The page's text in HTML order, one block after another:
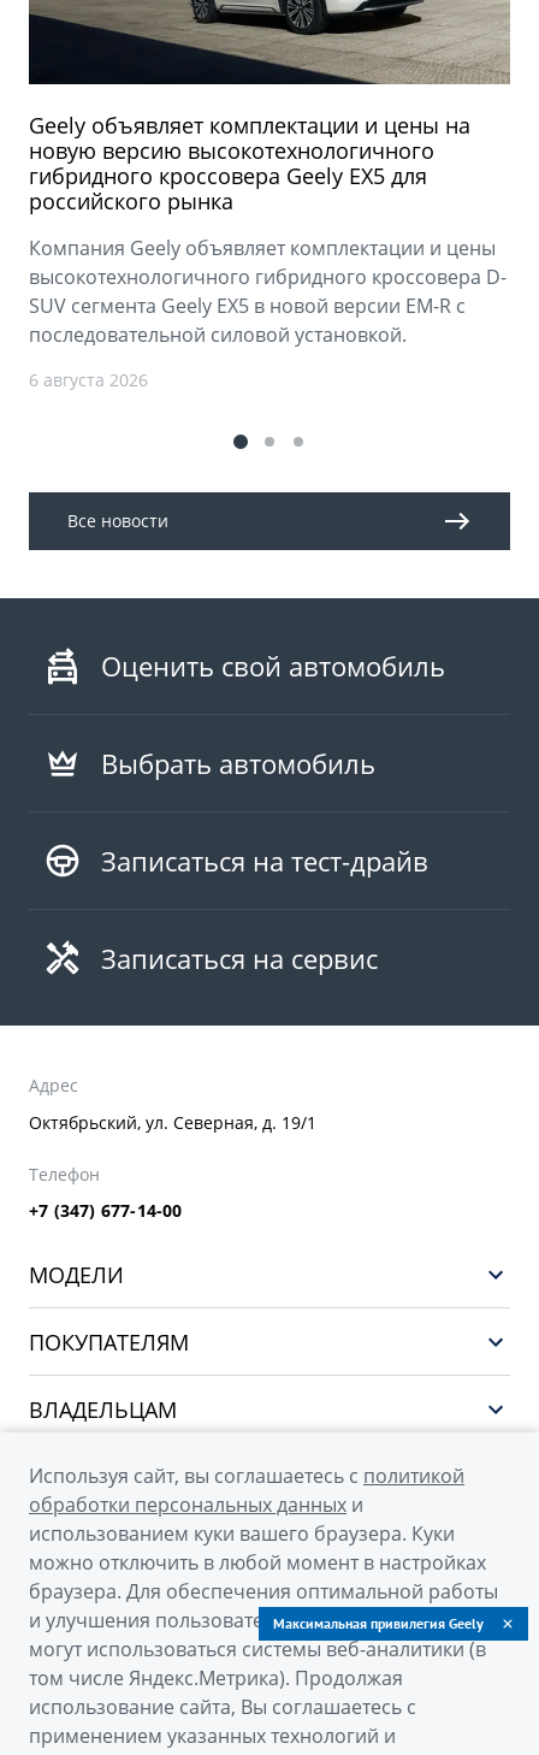
Geely объявляет комплектации и цены на
новую версию высокотехнологичного
гибридного кроссовера Geely EX5 для
российского рынка
Компания Geely объявляет комплектации и цены
высокотехнологичного гибридного кроссовера D-
SUV сегмента Geely EX5 в новой версии EM-R с
последовательной силовой установкой.
6 августа 2026
Все новости
Оценить свой автомобиль
Выбрать автомобиль
Записаться на тест-драйв
Записаться на сервис
Адрес
Октябрьский, ул. Северная, д. 19/1
Телефон
+7 (347) 677-14-00
МОДЕЛИ
CITYRAY
OKAVANGO
MONJARO
Архивные модели
ПОКУПАТЕЛЯМ
Финансы и услуги
ВЛАДЕЛЬЦАМ
Поддержка
О КОМПАНИИ
О бренде GEELY
О дилерском центре
Новости
Наша команда
Правовая информация
Контакты
© 2026
Официальный сайт Geely в России
Политика обработки персональных данных
Используя сайт, вы соглашаетесь с политикой
обработки персональных данных и
использованием куки вашего браузера. Куки
можно отключить в любой момент в настройках
браузера. Для обеспечения оптимальной работы
и улучшения пользовательского опыта на сайте
могут использоваться системы веб-аналитики (в
том числе Яндекс.Метрика). Продолжая
использование сайта, Вы соглашаетесь с
применением указанных технологий и
Максимальная привилегия Geely